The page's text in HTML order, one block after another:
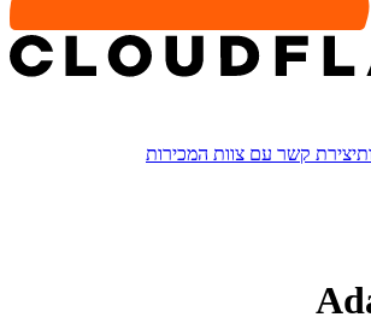
יצירת קשר עם צוות המכירות